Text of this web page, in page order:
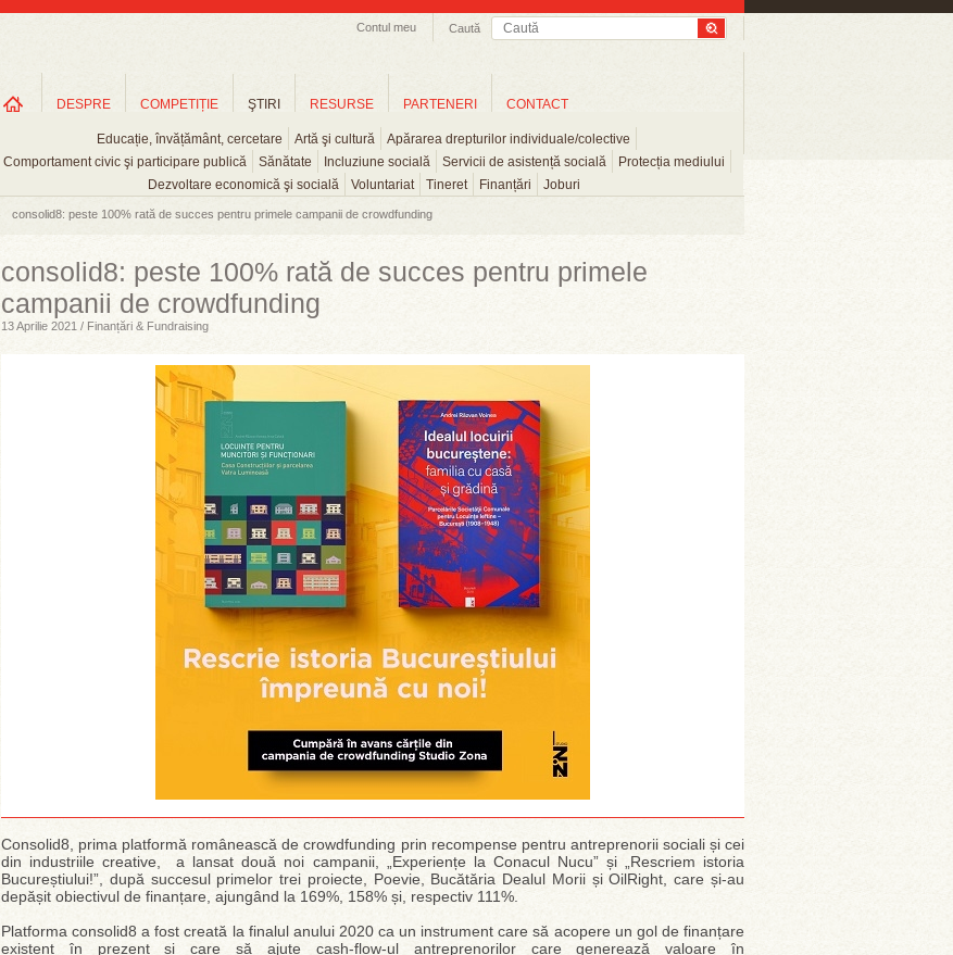
Caută
Contul meu
DESPRE COMPETIȚIE ŞTIRI
Educație, învățământ, cercetare Artă şi cultură
Apărarea drepturilor individuale/colective
Comportament civic şi participare publică
Sănătate Incluziune socială Servicii de asistență socială
Protecția mediului
Dezvoltare economică şi socială
Voluntariat Tineret Finanțări Joburi
RESURSE PARTENERI CONTACT
consolid8: peste 100% rată de succes pentru primele campanii de crowdfunding
consolid8: peste 100% rată de succes pentru primele
campanii de crowdfunding
13 Aprilie 2021 / Finanțări & Fundraising
Consolid8, prima platformă românească de crowdfunding prin recompense pentru antreprenorii sociali și cei
din industriile creative, a lansat două noi campanii, „Experiențe la Conacul Nucu” și „Rescriem istoria
Bucureștiului!”, după succesul primelor trei proiecte, Poevie, Bucătăria Dealul Morii și OilRight, care și-au
depășit obiectivul de finanțare, ajungând la 169%, 158% și, respectiv 111%.
Platforma consolid8 a fost creată la finalul anului 2020 ca un instrument care să acopere un gol de finanțare
existent în prezent și care să ajute cash-flow-ul antreprenorilor care generează valoare în